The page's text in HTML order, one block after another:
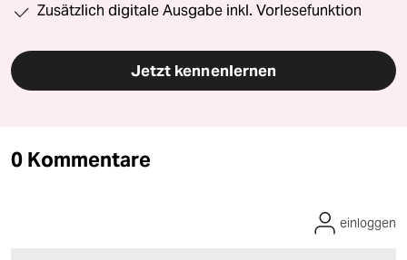
Zusätzlich digitale Ausgabe inkl. Vorlesefunktion
Jetzt kennenlernen
0 Kommentare
einloggen